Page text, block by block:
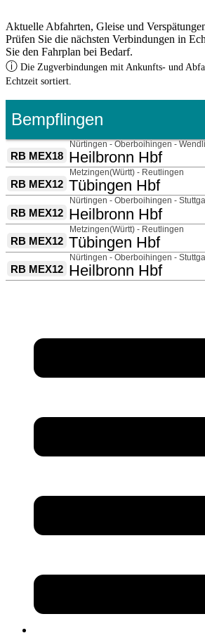
Aktuelle Abfahrten, Gleise und
Prüfen Sie die nächsten Verbindungen in
Sie den Fahrplan bei Bedarf.
ⓘ Die Zugverbindungen mit Ankunfts- und
Echtzeit sortiert.